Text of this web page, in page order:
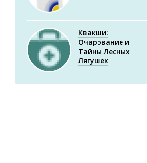
Квакши:
Очарование и
Тайны Лесных
Лягушек